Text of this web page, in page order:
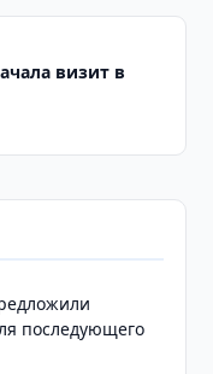
визит в
последующего